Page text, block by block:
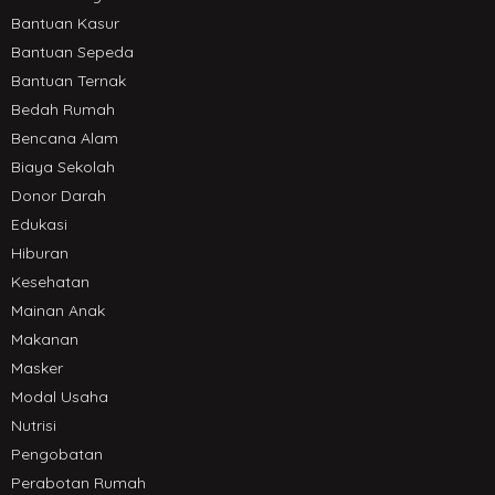
Bantuan Kasur
Bantuan Sepeda
Bantuan Ternak
Bedah Rumah
Bencana Alam
Biaya Sekolah
Donor Darah
Edukasi
Hiburan
Kesehatan
Mainan Anak
Makanan
Masker
Modal Usaha
Nutrisi
Pengobatan
Perabotan Rumah